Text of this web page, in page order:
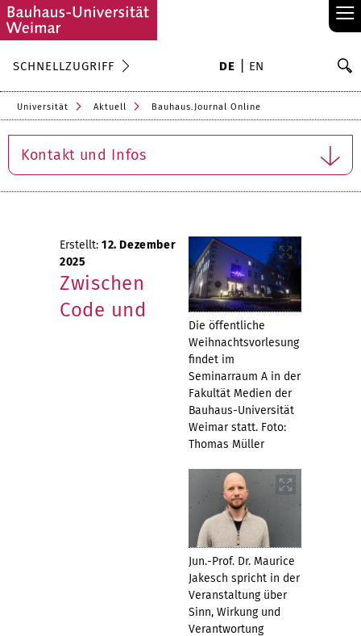
≡
SCHNELLZUGRIFF DE EN
Universität Aktuell Bauhaus.Journal Online
Kontakt und Infos
Die öffentliche
Weihnachtsvorlesung
findet im
Seminarraum A in der
Fakultät Medien der
Bauhaus-Universität
Weimar statt. Foto:
Thomas Müller
Jun.-Prof. Dr. Maurice
Jakesch spricht in der
Veranstaltung über
Sinn, Wirkung und
Verantwortung
Erstellt: 12. Dezember
2025
Zwischen
Code und